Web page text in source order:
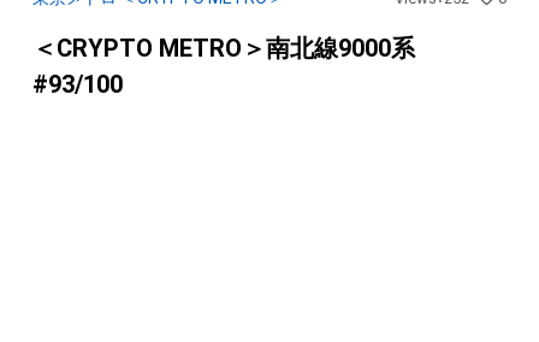
＜CRYPTO METRO＞南北線9000系
#93/100